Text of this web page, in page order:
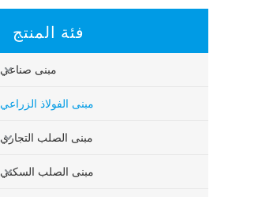
فئة المنتج
مبنى صناعي
مبنى الفولاذ الزراعي
مبنى الصلب التجاري
مبنى الصلب السكني